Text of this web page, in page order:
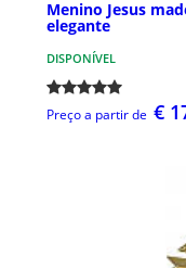
Menino Jesus
elegante
DISPONÍVEL
Preço a partir de €